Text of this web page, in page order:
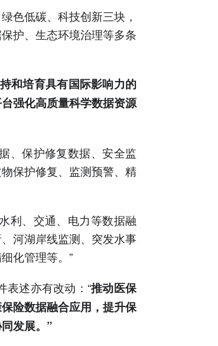
色低碳、科技创新三块，
护、生态环境治理等多条
和培育具有国际影响力的
强化高质量科学数据资源
、保护修复数据、安全监
保护修复、监测预警、精
利、交通、电力等数据融
河湖岸线监测、突发水事
化管理等。”
表述亦有改动：“推动医保
险数据融合应用，提升保
发展。”